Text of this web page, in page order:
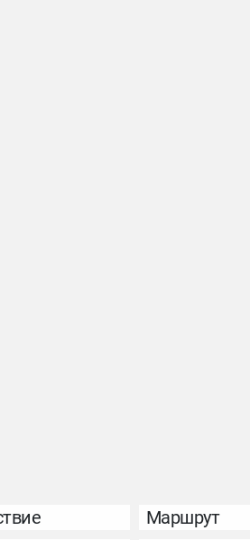
чуть
над
Эти
городом
Маршрут